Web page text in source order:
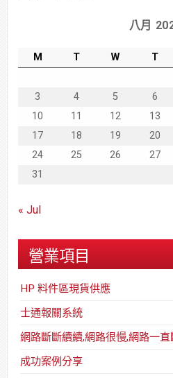
八月
M T W T
3
4 5 6
10
11 12 13
17
18 19 20
24
25 26 27
31
« Jul
營業項目
HP 料件區現貨供應
士通報關系統
網路斷斷續續,網路很慢,網路一
成功案例分享